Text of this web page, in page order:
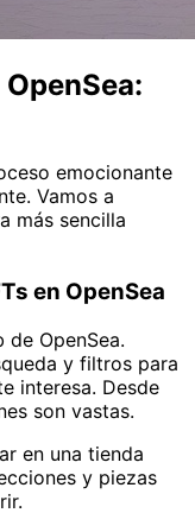
emocionante
Vamos a
más sencilla
en OpenSea
OpenSea.
y filtros para
interesa. Desde
son vastas.
en una tienda
y piezas